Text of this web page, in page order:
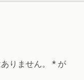
りません。 * が